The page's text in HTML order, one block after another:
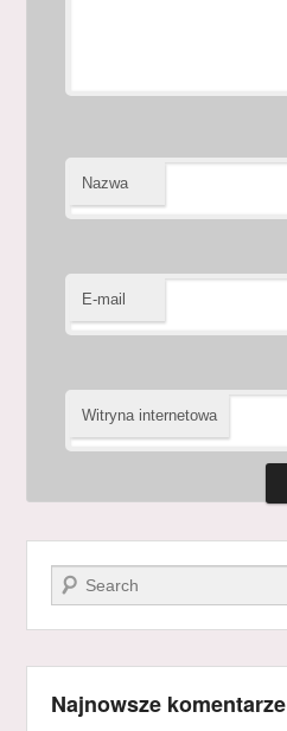
Nazwa
E-mail
Witryna internetowa
Szukaj
Najnowsze komentarze